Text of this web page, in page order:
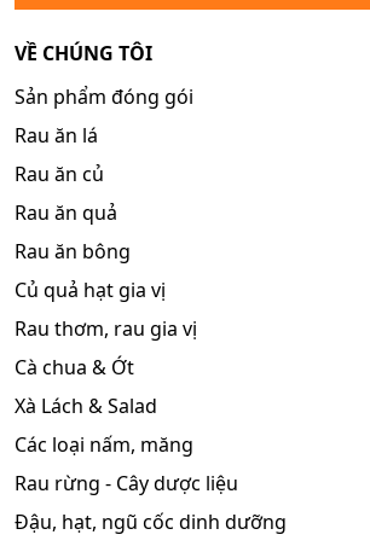
VỀ CHÚNG TÔI
Sản phẩm đóng gói
Rau ăn lá
Rau ăn củ
Rau ăn quả
Rau ăn bông
Củ quả hạt gia vị
Rau thơm, rau gia vị
Cà chua & Ớt
Xà Lách & Salad
Các loại nấm, măng
Rau rừng - Cây dược liệu
Đậu, hạt, ngũ cốc dinh dưỡng